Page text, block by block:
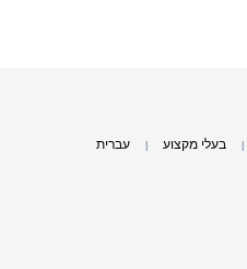
בעלי מקצוע עברית